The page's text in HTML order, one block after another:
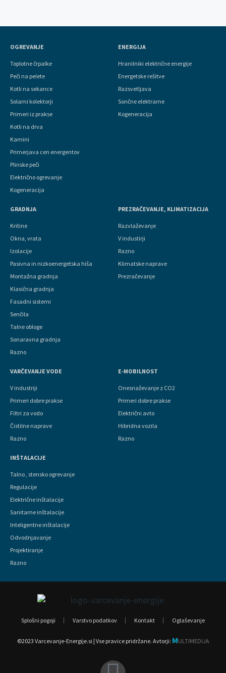
OGREVANJE
Toplotne črpalke
Peči na pelete
Kotli na sekance
Solarni kolektorji
Primeri iz prakse
Kotli na drva
Kamini
Primerjava cen energentov
Plinske peči
Električno ogrevanje
Kogeneracija
ENERGIJA
Hranilniki električne energije
Energetske rešitve
Razsvetljava
Sončne elektrarne
Kogeneracija
GRADNJA
Kritine
Okna, vrata
Izolacije
Pasivna in nizkoenergetska hiša
Montažna gradnja
Klasična gradnja
Fasadni sistemi
Senčila
Talne obloge
Sonaravna gradnja
Razno
PREZRAČEVANJE, KLIMATIZACIJA
Razvlaževanje
V industirji
Razno
Klimatske naprave
Prezračevanje
VARČEVANJE VODE
V industriji
Primeri dobre prakse
Filtri za vodo
Čistilne naprave
Razno
E-MOBILNOST
Onesnaževanje z CO2
Primeri dobre prakse
Električni avto
Hibridna vozila
Razno
INŠTALACIJE
Talno , stensko ogrevanje
Regulacije
Električne inštalacije
Sanitarne inštalacije
Inteligentne inštalacije
Odvodnjavanje
Projektiranje
Razno
Splošni pogoji Varstvo podatkov Kontakt Oglaševanje
©2023 Varcevanje-Energije.si | Vse pravice pridržane. Avtorji: MULTIMEDIJA